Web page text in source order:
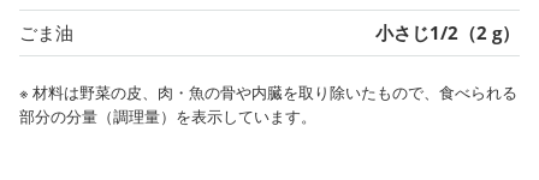
ごま油
小さじ1/2（2 g）
※ 材料は野菜の皮、肉・魚の骨や内臓を取り除いたもので、食べられる
部分の分量（調理量）を表示しています。